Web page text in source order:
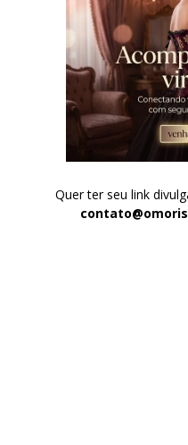
Quer ter seu link